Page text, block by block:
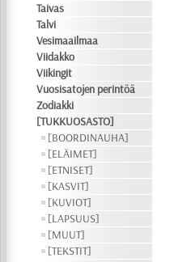
Taivas
Talvi
Vesimaailmaa
Viidakko
Viikingit
Vuosisatojen perintöä
Zodiakki
[TUKKUOSASTO]
[BOORDINAUHA]
[ELÄIMET]
[ETNISET]
[KASVIT]
[KUVIOT]
[LAPSUUS]
[MUUT]
[TEKSTIT]